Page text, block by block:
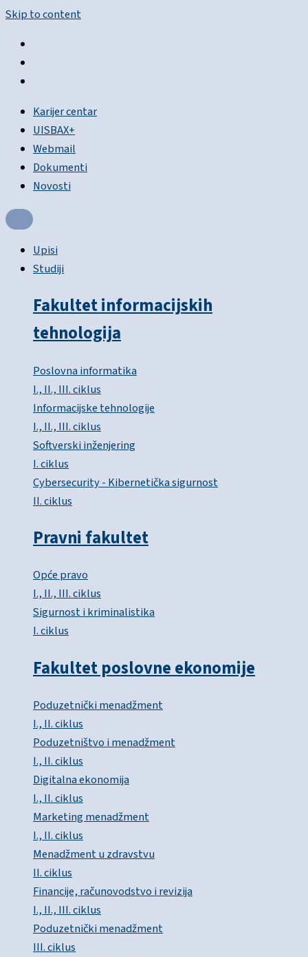
Skip to content
Karijer centar
UISBAX+
Webmail
Dokumenti
Novosti
Upisi
Studiji
Fakultet informacijskih
tehnologija
Poslovna informatika
I., II., III. ciklus
Informacijske tehnologije
I., II., III. ciklus
Softverski inženjering
I. ciklus
Cybersecurity - Kibernetička sigurnost
II. ciklus
Pravni fakultet
Opće pravo
I., II., III. ciklus
Sigurnost i kriminalistika
I. ciklus
Fakultet poslovne ekonomije
Poduzetnički menadžment
I., II. ciklus
Poduzetništvo i menadžment
I., II. ciklus
Digitalna ekonomija
I., II. ciklus
Marketing menadžment
I., II. ciklus
Menadžment u zdravstvu
II. ciklus
Financije, računovodstvo i revizija
I., II., III. ciklus
Poduzetnički menadžment
III. ciklus